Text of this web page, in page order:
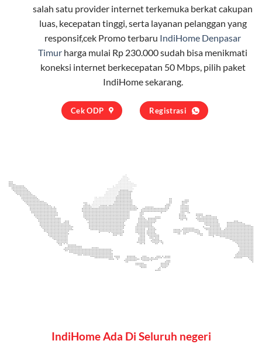
salah satu provider internet terkemuka berkat cakupan
luas, kecepatan tinggi, serta layanan pelanggan yang
responsif,cek Promo terbaru IndiHome Denpasar
Timur harga mulai Rp 230.000 sudah bisa menikmati
koneksi internet berkecepatan 50 Mbps, pilih paket
IndiHomesekarang.
Cek ODP Registrasi
IndiHome Ada Di Seluruh negeri